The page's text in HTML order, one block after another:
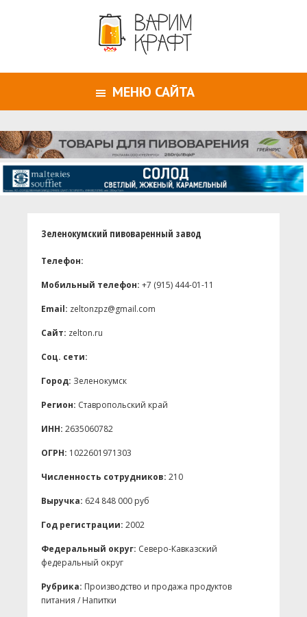
МЕНЮ САЙТА
Зеленокумский пивоваренный завод
Телефон:
Мобильный телефон: +7 (915) 444-01-11
Email: zeltonzpz@gmail.com
Сайт: zelton.ru
Соц. сети:
Город: Зеленокумск
Регион: Ставропольский край
ИНН: 2635060782
ОГРН: 1022601971303
Численность сотрудников: 210
Выручка: 624 848 000 руб
Год регистрации: 2002
Федеральный округ: Северо-Кавказский
федеральный округ
Рубрика: Производство и продажа продуктов
питания / Напитки